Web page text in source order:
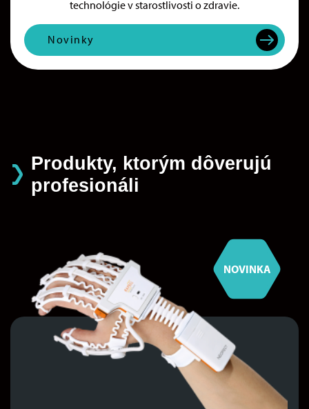
technológie v starostlivosti o zdravie.
Novinky
Produkty, ktorým dôverujú
profesionáli
NOVINKA